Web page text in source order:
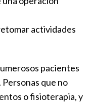
actividades
pacientes
que no
o fisioterapia, y